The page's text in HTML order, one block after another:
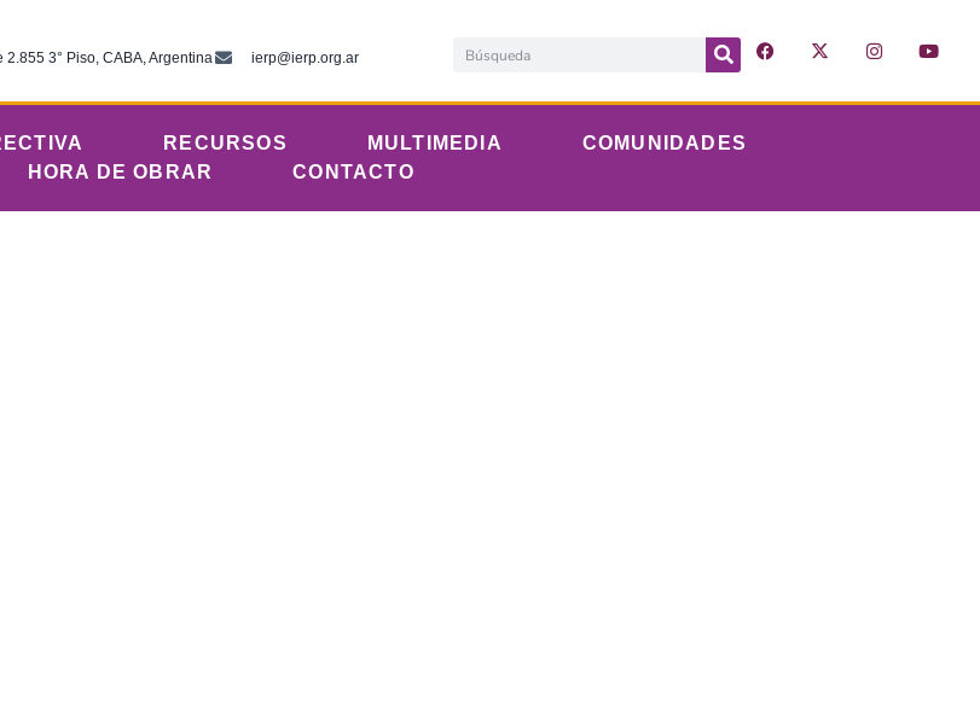
2.855 3° Piso, CABA, Argentina ierp@ierp.org.ar
RECURSOS MULTIMEDIA
COMUNIDADES
HORA DE OBRAR CONTACTO